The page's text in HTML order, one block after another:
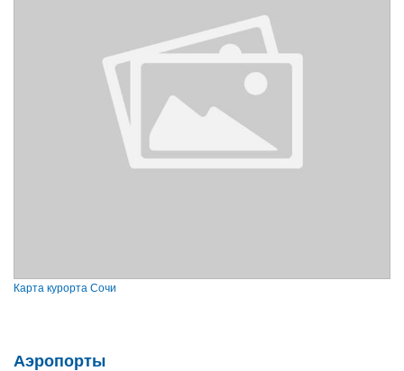
Карта курорта Сочи
Аэропорты